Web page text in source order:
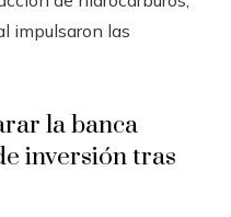
impulsaron las
la banca
inversión tras